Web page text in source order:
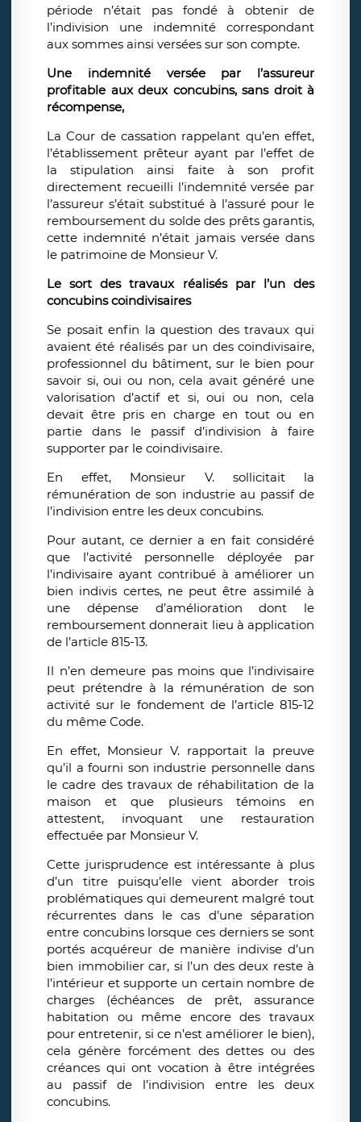
période n’était pas fondé à obtenir de
l’indivision une indemnité correspondant
aux sommes ainsi versées sur son compte.
Une indemnité versée par l’assureur
profitable aux deux concubins, sans droit à
récompense,
La Cour de cassation rappelant qu’en effet,
l’établissement prêteur ayant par l’effet de
la stipulation ainsi faite à son profit
directement recueilli l’indemnité versée par
l’assureur s’était substitué à l’assuré pour le
remboursement du solde des prêts garantis,
cette indemnité n’était jamais versée dans
le patrimoine de Monsieur V.
Le sort des travaux réalisés par l’un des
concubins coindivisaires
Se posait enfin la question des travaux qui
avaient été réalisés par un des coindivisaire,
professionnel du bâtiment, sur le bien pour
savoir si, oui ou non, cela avait généré une
valorisation d’actif et si, oui ou non, cela
devait être pris en charge en tout ou en
partie dans le passif d’indivision à faire
supporter par le coindivisaire.
En effet, Monsieur V. sollicitait la
rémunération de son industrie au passif de
l’indivision entre les deux concubins.
Pour autant, ce dernier a en fait considéré
que l’activité personnelle déployée par
l’indivisaire ayant contribué à améliorer un
bien indivis certes, ne peut être assimilé à
une dépense d’amélioration dont le
remboursement donnerait lieu à application
de l’article 815-13.
Il n’en demeure pas moins que l’indivisaire
peut prétendre à la rémunération de son
activité sur le fondement de l’article 815-12
du même Code.
En effet, Monsieur V. rapportait la preuve
qu’il a fourni son industrie personnelle dans
le cadre des travaux de réhabilitation de la
maison et que plusieurs témoins en
attestent, invoquant une restauration
effectuée par Monsieur V.
Cette jurisprudence est intéressante à plus
d’un titre puisqu’elle vient aborder trois
problématiques qui demeurent malgré tout
récurrentes dans le cas d’une séparation
entre concubins lorsque ces derniers se sont
portés acquéreur de manière indivise d’un
bien immobilier car, si l’un des deux reste à
l’intérieur et supporte un certain nombre de
charges (échéances de prêt, assurance
habitation ou même encore des travaux
pour entretenir, si ce n’est améliorer le bien),
cela génère forcément des dettes ou des
créances qui ont vocation à être intégrées
au passif de l’indivision entre les deux
concubins.